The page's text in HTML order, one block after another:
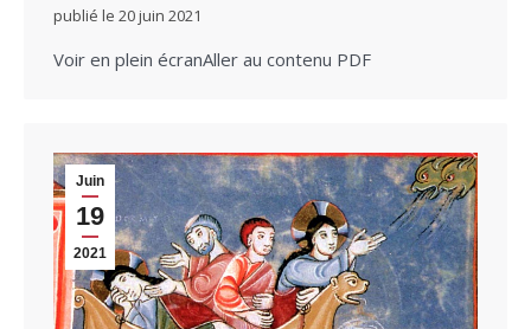
publié le 20 juin 2021
Voir en plein écranAller au contenu PDF
Juin
19
2021